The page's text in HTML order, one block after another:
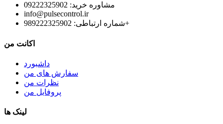
مشاوره خرید: 09222325902
info@pulsecontrol.ir
شماره ارتباطی: 989222325902+
اکانت من
داشبورد
سفارش های من
نظرات من
پروفایل من
لینک ها